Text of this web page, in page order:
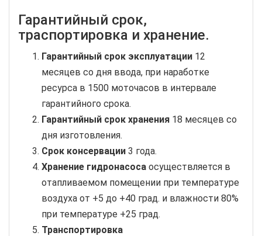
Гарантийный срок,
траспортировка и хранение.
Гарантийный срок эксплуатации 12
месяцев со дня ввода, при наработке
ресурса в 1500 моточасов в интервале
гарантийного срока.
Гарантийный срок хранения 18 месяцев со
дня изготовления.
Срок консервации 3 года.
Хранение гидронасоса осуществляется в
отапливаемом помещении при температуре
воздуха от +5 до +40 град. и влажности 80%
при температуре +25 град.
Транспортировка